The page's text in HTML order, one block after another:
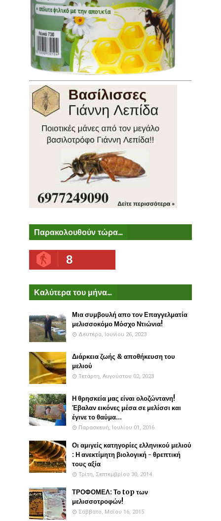
Παρακολουθούν τώρα...
8
Καλύτερα του μήνα...
Μια συμβουλή απο τον Επαγγελματία
μελισσοκόμο Μόσχο Ντιώνια!
Δευτέρα, Ιουνίου 26, 2023
Διάρκεια ζωής & αποθήκευση του
μελιού
Τετάρτη, Αυγούστου 02, 2023
Η θρησκεία μας είναι ολοζώντανη!
Έβαλαν εικόνες μέσα σε μελίσσι και
έγινε το θαύμα...
Παρασκευή, Ιουλίου 01, 2016
Οι αμιγείς κατηγορίες ελληνικού μελιού
: Η ανεκτίμητη βιολογική - θρεπτική
τους αξία
Τρίτη, Σεπτεμβρίου 30, 2014
ΤΡΟΦΟΜΕΛ: Το top των
μελισσοτροφών!
Σάββατο, Μαΐου 16, 2015